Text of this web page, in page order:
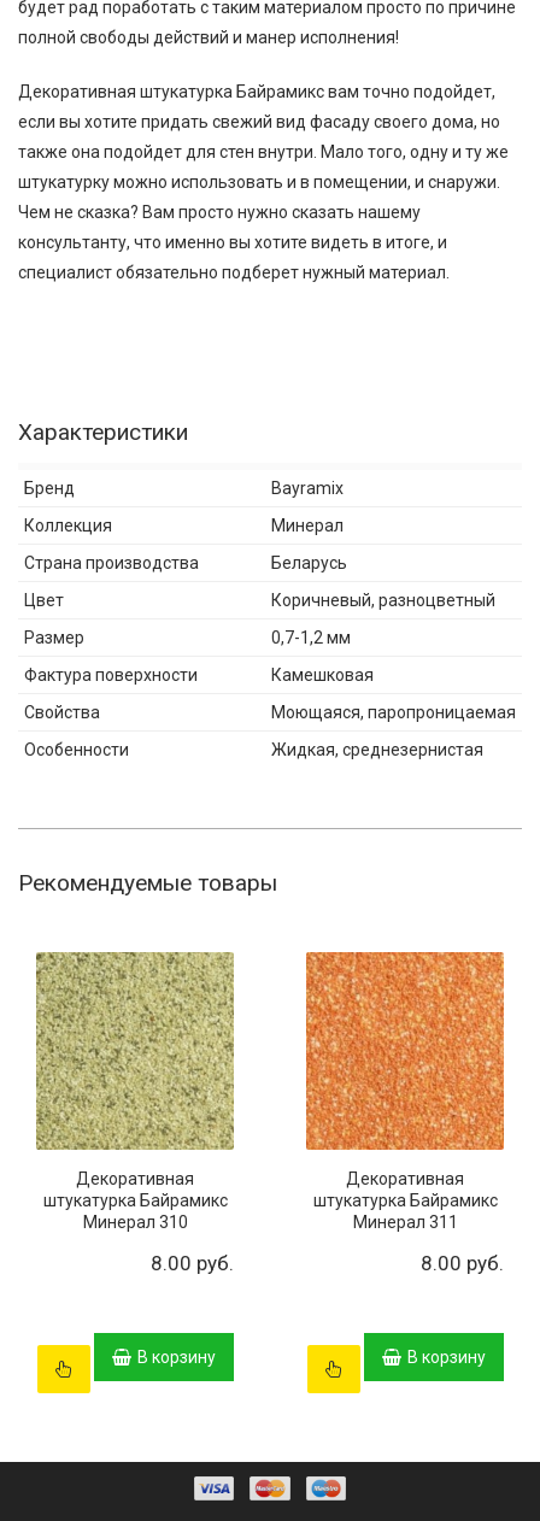
будет рад поработать с таким материалом просто по причине
полной свободы действий и манер исполнения!
Декоративная штукатурка Байрамикс вам точно подойдет,
если вы хотите придать свежий вид фасаду своего дома, но
также она подойдет для стен внутри. Мало того, одну и ту же
штукатурку можно использовать и в помещении, и снаружи.
Чем не сказка? Вам просто нужно сказать нашему
консультанту, что именно вы хотите видеть в итоге, и
специалист обязательно подберет нужный материал.
Характеристики
Бренд
Bayramix
Коллекция
Минерал
Страна производства
Беларусь
Цвет
Коричневый, разноцветный
Размер
0,7-1,2 мм
Фактура поверхности
Камешковая
Свойства
Моющаяся, паропроницаемая
Особенности
Жидкая, среднезернистая
Рекомендуемые товары
Декоративная
штукатурка Байрамикс
Минерал 310
8.00 руб.
В корзину
Декоративная
штукатурка Байрамикс
Минерал 311
8.00 руб.
В корзину